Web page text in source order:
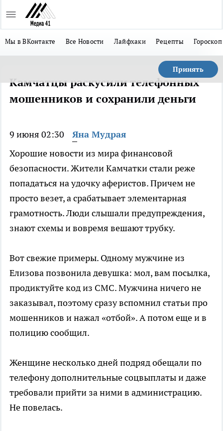
Мы в ВКонтакте Все Новости Лайфхаки Рецепты Гороскоп
Принять
Камчатцы раскусили телефонных
мошенников и сохранили деньги
9 июня 02:30
Яна Мудрая
Хорошие новости из мира финансовой
безопасности. Жители Камчатки стали реже
попадаться на удочку аферистов. Причем не
просто везет, а срабатывает элементарная
грамотность. Люди слышали предупреждения,
знают схемы и вовремя вешают трубку.
Вот свежие примеры. Одному мужчине из
Елизова позвонила девушка: мол, вам посылка,
продиктуйте код из СМС. Мужчина ничего не
заказывал, поэтому сразу вспомнил статьи про
мошенников и нажал «отбой». А потом еще и в
полицию сообщил.
Женщине несколько дней подряд обещали по
телефону дополнительные соцвыплаты и даже
требовали прийти за ними в администрацию.
Не повелась.